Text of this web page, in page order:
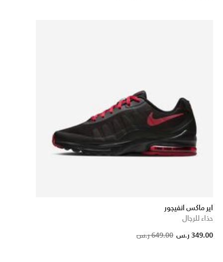
اير ماكس انفيجور
حذاء للرجال
649.00 ر.س 349.00 ر.س